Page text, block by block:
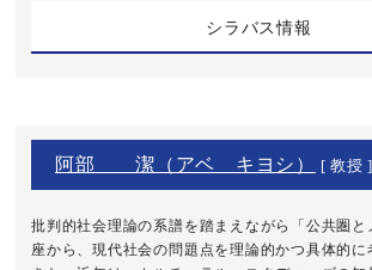
シラバス情報
阿部 潔（アベ キヨシ） [ 教授 ]
批判的社会理論の系譜を踏まえながら「公共圏
座から、現代社会の問題点を理論的かつ具体的に